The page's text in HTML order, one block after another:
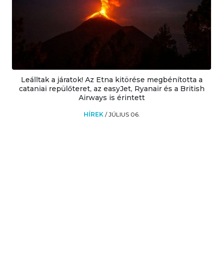
Leálltak a járatok! Az Etna kitörése megbénította a
cataniai repülőteret, az easyJet, Ryanair és a British
Airways is érintett
HÍREK /JÚLIUS 06.